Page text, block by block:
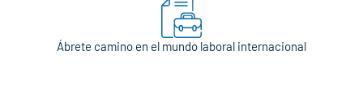
Ábrete camino en el mundo laboral internacional